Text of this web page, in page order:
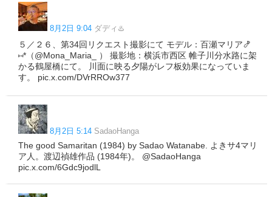
8月2日 9:04 ダディ♨️
５／２６、第34回リクエスト撮影にて モデル：百瀬マリア🍤
⑅*（@Mona_Maria_ ） 撮影地：横浜市西区 帷子川分水路に架
かる鶴屋橋にて。 川面に映る夕陽がレフ板効果になっていま
す。 pic.x.com/DVrRROw377
8月2日 5:14 SadaoHanga
The good Samaritan (1984) by Sadao Watanabe. よきサ4マリ
ア人。渡辺禎雄作品 (1984年)。 @SadaoHanga
pic.x.com/6Gdc9jodlL